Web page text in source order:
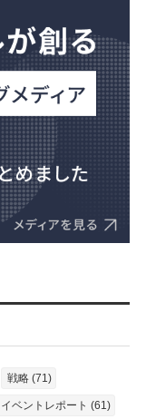
戦略 (71)
イベントレポート (61)